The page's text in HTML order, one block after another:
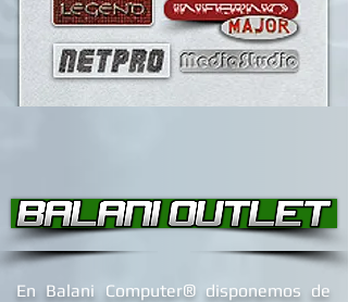
En Balani Computer®disponemos de